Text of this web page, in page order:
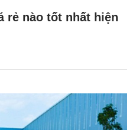
rẻ nào tốt nhất hiện